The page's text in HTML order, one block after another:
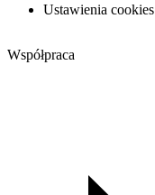
Ustawienia cookies
Współpraca